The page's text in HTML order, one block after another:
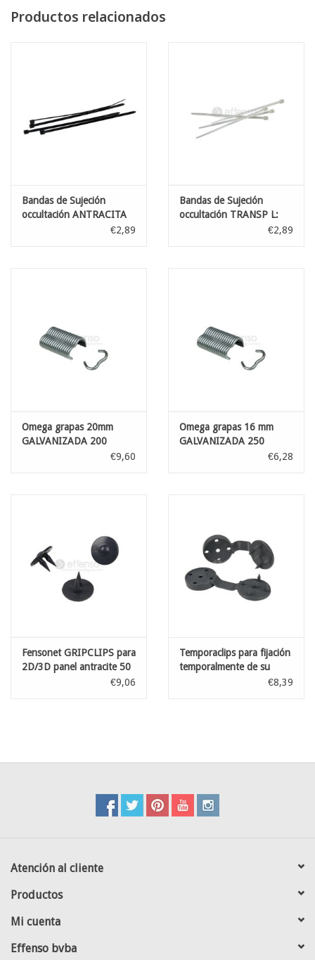
gris moka
Productos relacionados
Bandas de Sujeción
occultación ANTRACITA
€2,89
Bandas de Sujeción
occultación TRANSP L:
€2,89
Omega grapas 20mm
GALVANIZADA 200
€9,60
Omega grapas 16 mm
GALVANIZADA 250
€6,28
Fensonet GRIPCLIPS para
2D/3D panel antracite 50
€9,06
Temporaclips para fijación
temporalmente de su
€8,39
Atención al cliente
Productos
Mi cuenta
Effenso bvba